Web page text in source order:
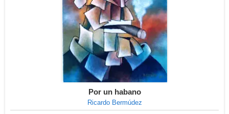
Por un habano
Ricardo Bermúdez